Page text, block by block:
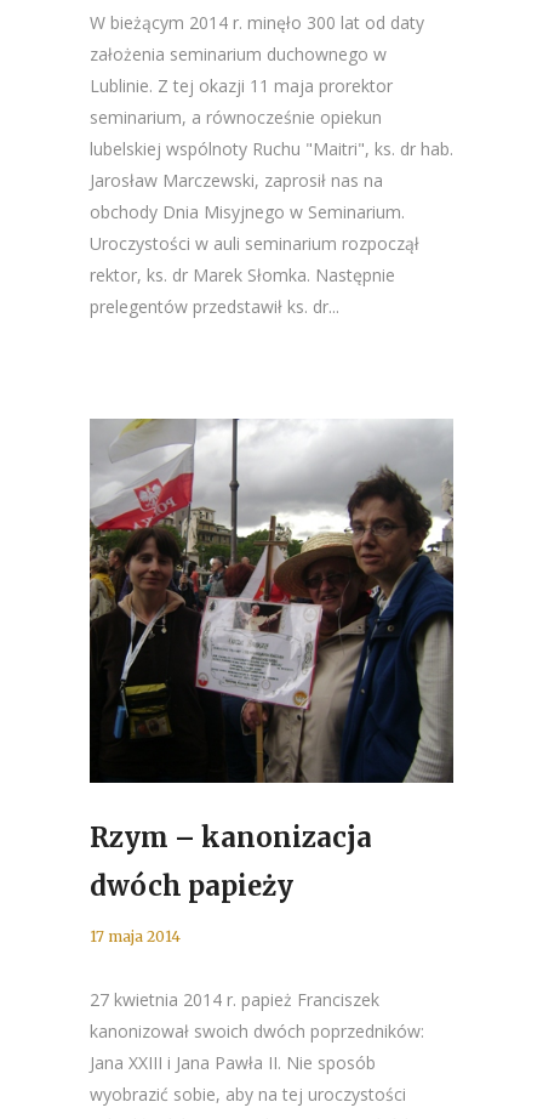
W bieżącym 2014 r. minęło 300 lat od daty
założenia seminarium duchownego w
Lublinie. Z tej okazji 11 maja prorektor
seminarium, a równocześnie opiekun
lubelskiej wspólnoty Ruchu "Maitri", ks. dr hab.
Jarosław Marczewski, zaprosił nas na
obchody Dnia Misyjnego w Seminarium.
Uroczystości w auli seminarium rozpoczął
rektor, ks. dr Marek Słomka. Następnie
prelegentów przedstawił ks. dr...
Rzym – kanonizacja
dwóch papieży
17 maja 2014
27 kwietnia 2014 r. papież Franciszek
kanonizował swoich dwóch poprzedników:
Jana XXIII i Jana Pawła II. Nie sposób
wyobrazić sobie, aby na tej uroczystości